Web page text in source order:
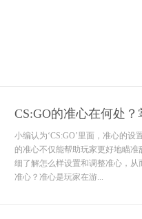
CS:GO的准心在何处
小编认为‘CS:GO’里面，准心的
的准心不仅能帮助玩家更好地瞄
细了解怎么样设置和调整准心，
准心？准心是玩家在游...